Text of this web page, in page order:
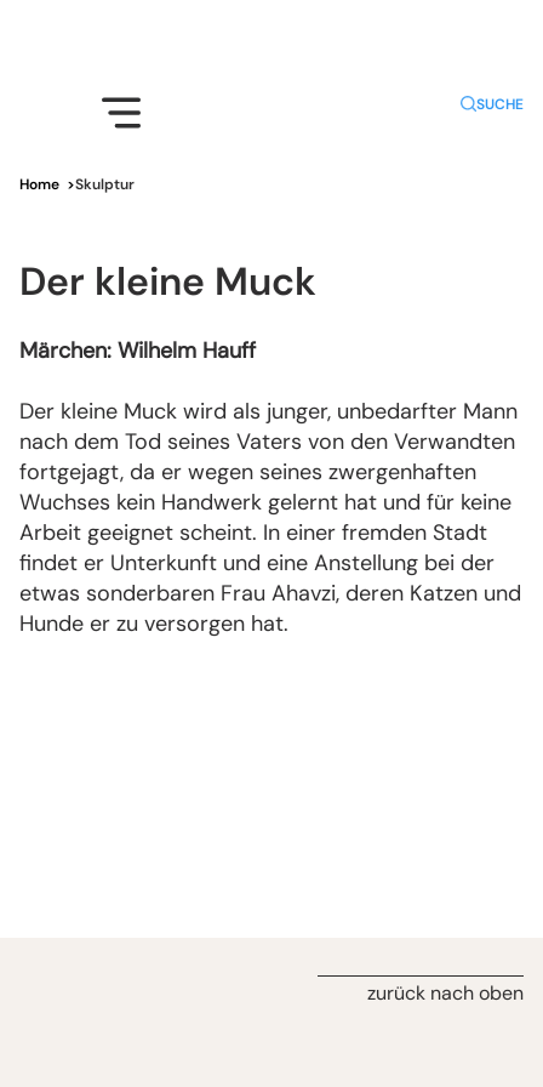
SUCHE
Home >Skulptur
Der kleine Muck
Märchen: Wilhelm Hauff
Der kleine Muck wird als junger, unbedarfter Mann
nach dem Tod seines Vaters von den Verwandten
fortgejagt, da er wegen seines zwergenhaften
Wuchses kein Handwerk gelernt hat und für keine
Arbeit geeignet scheint. In einer fremden Stadt
findet er Unterkunft und eine Anstellung bei der
etwas sonderbaren Frau Ahavzi, deren Katzen und
Hunde er zu versorgen hat.
zurück nach oben